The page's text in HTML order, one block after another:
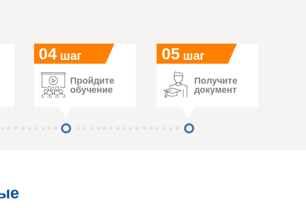
05
04 шаг шаг
Пройдите
обучение
Получите
документ